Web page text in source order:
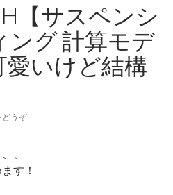
【サスペンシ
ング 計算モデ
愛いけど結構
どうぞ
、
す！